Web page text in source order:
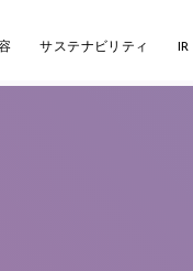
サステナビリティ